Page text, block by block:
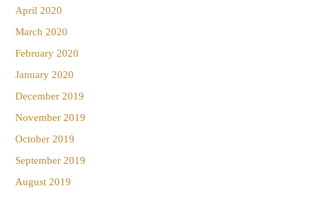
April 2020
March 2020
February 2020
January 2020
December 2019
November 2019
October 2019
September 2019
August 2019